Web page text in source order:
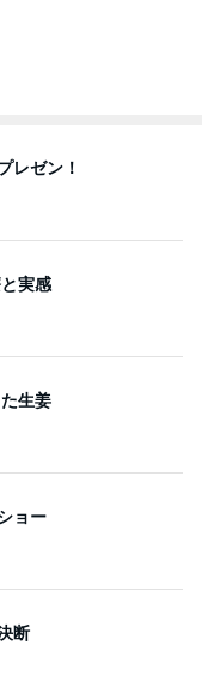
レゼン！
実感
生姜
ョー
断